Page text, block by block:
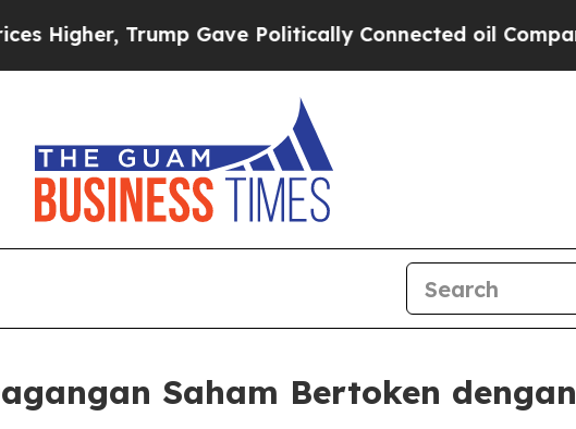
Trump Gave Politically Connected oil Companies —
Saham Bertoken